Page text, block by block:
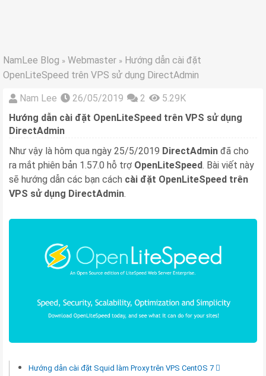
NamLee Blog » Webmaster » Hướng dẫn cài đặt
OpenLiteSpeed trên VPS sử dụng DirectAdmin
Nam Lee 26/05/2019 2
5.29K
Hướng dẫn cài đặt OpenLiteSpeed trên VPS sử dụng
DirectAdmin
Như vậy là hôm qua ngày 25/5/2019 DirectAdmin đã cho
ra mắt phiên bản 1.57.0 hỗ trợ OpenLiteSpeed. Bài viết này
sẽ hướng dẫn các bạn cách cài đặt OpenLiteSpeed trên
VPS sử dụng DirectAdmin.
Hướng dẫn cài đặt Squid làm Proxy trên VPS CentOS 7